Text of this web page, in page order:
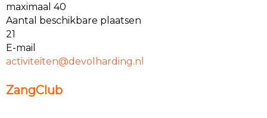
maximaal 40
Aantal beschikbare plaatsen
21
E-mail
netietivitca@devolharding.nl
ZangClub